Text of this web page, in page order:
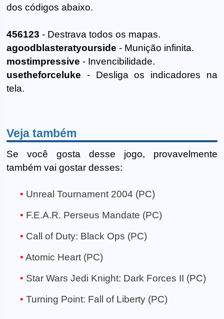
dos códigos abaixo.
456123 - Destrava todos os mapas.
agoodblasteratyourside - Munição infinita.
mostimpressive - Invencibilidade.
usetheforceluke - Desliga os indicadores na
tela.
Veja também
Se você gosta desse jogo, provavelmente
também vai gostar desses:
Unreal Tournament 2004 (PC)
F.E.A.R. Perseus Mandate (PC)
Call of Duty: Black Ops (PC)
Atomic Heart (PC)
Star Wars Jedi Knight: Dark Forces II (PC)
Turning Point: Fall of Liberty (PC)